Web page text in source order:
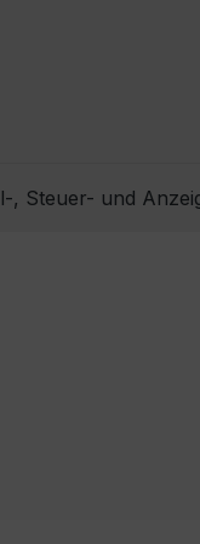
, Steuer- und